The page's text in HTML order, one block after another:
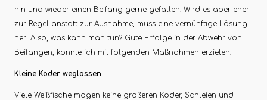
hin und wieder einen Beifang gerne gefallen. Wird es aber eher
zur Regel anstatt zur Ausnahme, muss eine vernünftige Lösung
her! Also, was kann man tun? Gute Erfolge in der Abwehr von
Beifängen, konnte ich mit folgenden Maßnahmen erzielen:
Kleine Köder weglassen
Viele Weißfische mögen keine größeren Köder, Schleien und